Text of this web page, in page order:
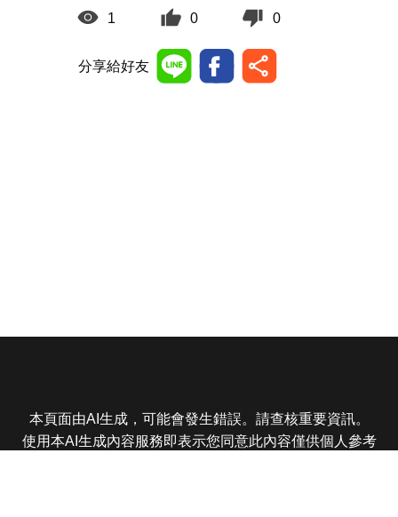
1 0 0
分享給好友
本頁面由AI生成，可能會發生錯誤。請查核重要資訊。
使用本AI生成內容服務即表示您同意此內容僅供個人參考